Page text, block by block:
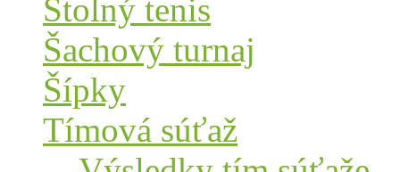
Stolný tenis
Šachový turnaj
Šípky
Tímová súťaž